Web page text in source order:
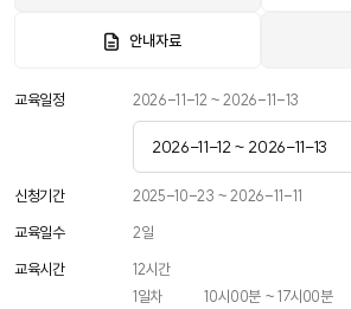
안내자료
교육일정 2026-11-12 ~ 2026-11-13
2026-11-12 ~ 2026-11-13
2026-04-02 ~ 2026-04-03
2026-07-06 ~ 2026-07-07
2026-11-12 ~ 2026-11-13
신청기간
2025-10-23 ~ 2026-11-11
교육일수
2일
교육시간
12시간
1일차
10시00분 ~ 17시00분